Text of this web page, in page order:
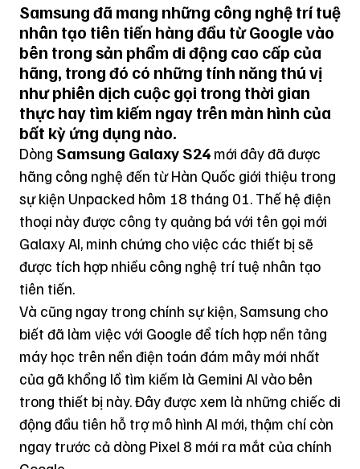
Samsung đã mang những công nghệ trí tuệ
nhân tạo tiên tiến hàng đầu từ Google vào
bên trong sản phẩm di động cao cấp của
hãng, trong đó có những tính năng thú vị
như phiên dịch cuộc gọi trong thời gian
thực hay tìm kiếm ngay trên màn hình của
bất kỳ ứng dụng nào.
Dòng Samsung Galaxy S24 mới đây đã được
hãng công nghệ đến từ Hàn Quốc giới thiệu trong
sự kiện Unpacked hôm 18 tháng 01. Thế hệ điện
thoại này được công ty quảng bá với tên gọi mới
Galaxy AI, minh chứng cho việc các thiết bị sẽ
được tích hợp nhiều công nghệ trí tuệ nhân tạo
tiên tiến.
Và cũng ngay trong chính sự kiện, Samsung cho
biết đã làm việc với Google để tích hợp nền tảng
máy học trên nền điện toán đám mây mới nhất
của gã khổng lồ tìm kiếm là Gemini AI vào bên
trong thiết bị này. Đây được xem là những chiếc di
động đầu tiên hỗ trợ mô hình AI mới, thậm chí còn
ngay trước cả dòng Pixel 8 mới ra mắt của chính